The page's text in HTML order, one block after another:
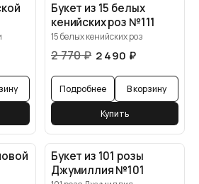
Букет из 15 белых
кенийских роз №111
15 белых кенийских роз
2 770₽ 2 490 ₽
Подробнее В корзину
Купить
Букет из 101 розы
Джумиллия №101